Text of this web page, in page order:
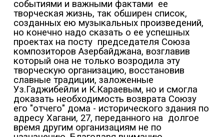
событиями и важными фактами ее
творческая жизнь, так обширен список,
созданных ею музыкальных произведений,
но конечно надо сказать о ее успешных
проектах на посту председателя Союза
композиторов Азербайджана, возглавив
который она не только возродила эту
творческую организацию, восстановив
славные традиции, заложенные
Уз.Гаджибейли и К.Караевым, но и смогла
доказать необходимость возврата Союзу
его "отчего" дома - исторического здания по
адресу Хагани, 27, переданного на долгое
время другим организациям не по